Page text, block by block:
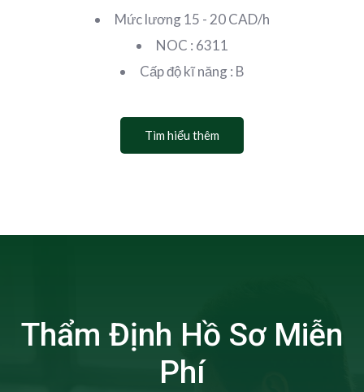
Mức lương 15 - 20 CAD/h
NOC : 6311
Cấp độ kĩ năng : B
Tìm hiểu thêm
Thẩm Định Hồ Sơ Miễn
Phí